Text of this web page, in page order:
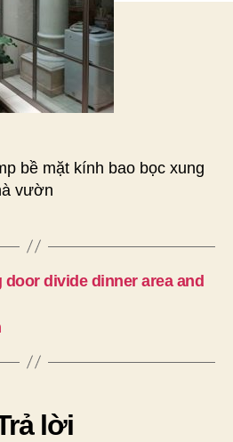
bề mặt kính bao bọc xung
vườn
divide dinner area and
lời